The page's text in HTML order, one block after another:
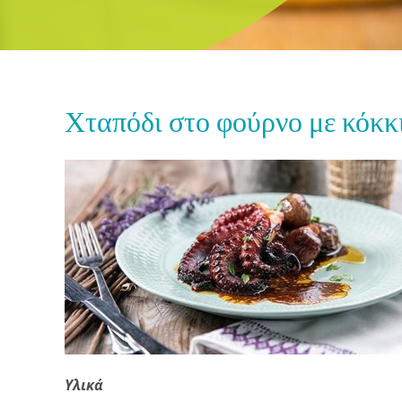
Χταπόδι στο φούρνο με
Υλικά